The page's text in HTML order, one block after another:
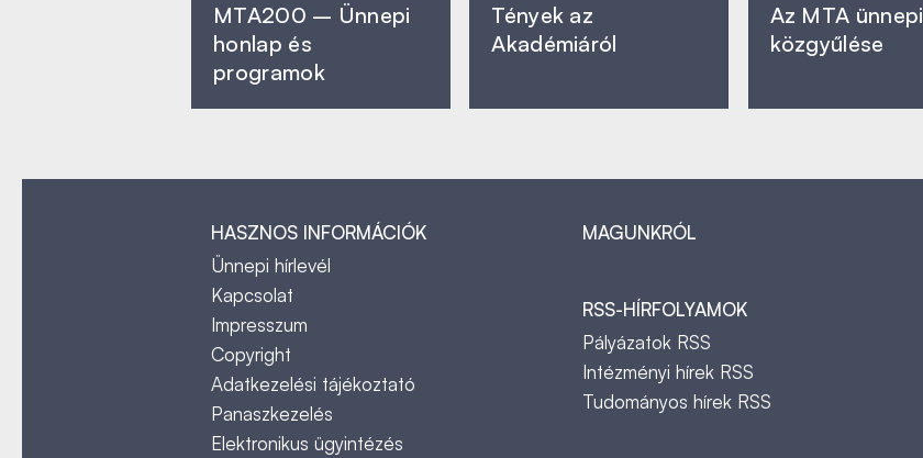
MTA200 – Ünnepi
honlap és
programok
Tények az
Akadémiáról
Az MTA ünnepi
közgyűlése
HASZNOS INFORMÁCIÓK
Ünnepi hírlevél
Kapcsolat
Impresszum
Copyright
Adatkezelési tájékoztató
Panaszkezelés
Elektronikus ügyintézés
MAGUNKRÓL
RSS-HÍRFOLYAMOK
Pályázatok RSS
Intézményi hírek RSS
Tudományos hírek RSS